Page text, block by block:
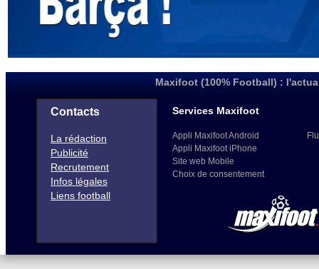
Maxifoot (100% Football) :
Contacts
La rédaction
Publicité
Recrutement
Infos légales
Liens football
Services Maxifoot
Appli Maxifoot Android
Appli Maxifoot iPhone
Site web Mobile
Choix de consentement